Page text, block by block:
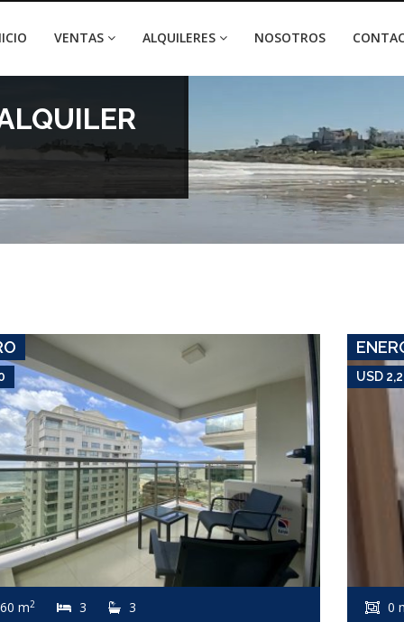
VENTAS ALQUILERES NOSOTROS
m2 3 3
USD
0
USD 3,900
Apartamento #7123
PENÍNSULA